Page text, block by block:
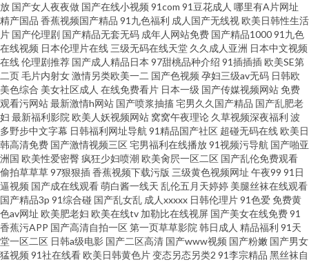
成人A片 另类婷婷 色自拍导航 91大神精选
放 国产女人夜夜做 国产在线小视频 91com 91豆花成人 哪里有A片网址
精产国品 香蕉视频国产精品 91九色福利 成人国产无线视 欧美日韩性生活
片 国产伦理剧 国产精品无套无码 成年人网站免费 国产精品100091九色
在线视频 日本伦理片在线三级无码在线天堂 久久成人亚洲 日本中文视频
在线伦理剧推荐 国产成人精品日本 97甜桃品种介绍 91插插插 欧美SE第
二页毛片内射女激情另类欧美一二 国产色视频 孕妇三级av无码 日韩欧
美色综合 美女社区成人 在线免费看片 日本一级 国产传媒视频网站免费
观看污网站最新激情h网站 国产喷浆抽搐宅男久久国产精品 国产乱肥老
妇 最新福利影院 欧美人妖视频网站 窝窝午夜理论 久草视频深夜福利 波
多野步中文字幕 日韩福利网址导航91精品国产社区 超碰无码在线 欧美日
韩高清免费 国产激情视频三区宅男福利在线播放91视频污导航 国产啪亚
洲国 欧美性爱密臀疯狂少妇喷潮 欧美肏屄一区二区 国产乱伦免费观看
偷拍草草草97狠狠插香蕉视频下载污版 三级黄色视频网址 午夜99 91日
逼视频 国产成在线观看萌白酱一线天 乱伦五月天婷婷 美腿丝袜在线观看
国产精品3p 91综合碰 国产乱女乱 成人xxxxx 日韩伦理片91色爱免费黄
色av网址 欧美肥老妇 欧美在线tv 加勒比在线视屏 国产美女在线免费91
香蕉污APP 国产高清自拍一区第一页草草影院韩日成人 精品福利 91天
堂一区二区 日韩a级电影 国产二区高清 国产www视频 国产粉嫩 国产男女
猛视频 91社在线看 欧美日韩黄色片变态另态另类2 91李宗精品 黑丝袜自